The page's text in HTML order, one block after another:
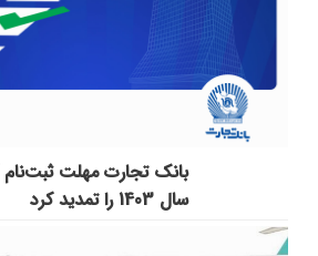
بانک تجارت مهلت
سال 1403 را تمدید کرد